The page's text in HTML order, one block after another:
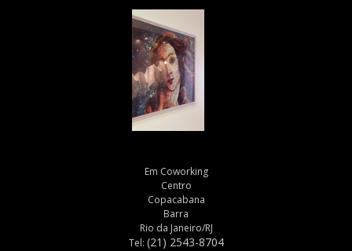
Em Coworking
Centro
Copacabana
Barra
Rio da Janeiro/RJ
Tel: (21) 2543-8704